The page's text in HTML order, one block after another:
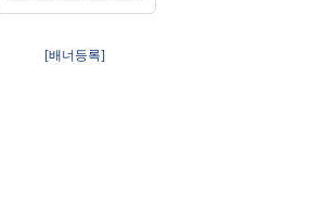
[배너등록]